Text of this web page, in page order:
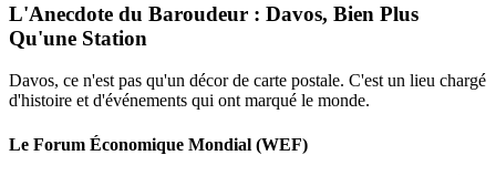
L'Anecdote du Baroudeur : Davos, Bien Plus
Qu'une Station
Davos, ce n'est pas qu'un décor de carte postale. C'est un lieu chargé
d'histoire et d'événements qui ont marqué le monde.
Le Forum Économique Mondial (WEF)